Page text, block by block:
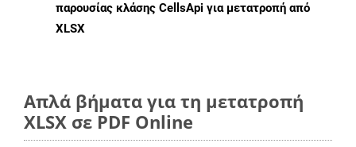
παρουσίας κλάσης CellsApi για μετατροπή από
XLSX
Απλά βήματα για τη μετατροπή
XLSX σε PDF Online